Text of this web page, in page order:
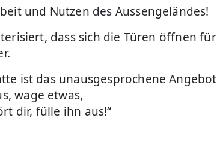
und Nutzen des Aussengeländes!
dass sich die Türen öffnen für
ist das unausgesprochene Angebot
wage etwas,
dir, fülle ihn aus!“